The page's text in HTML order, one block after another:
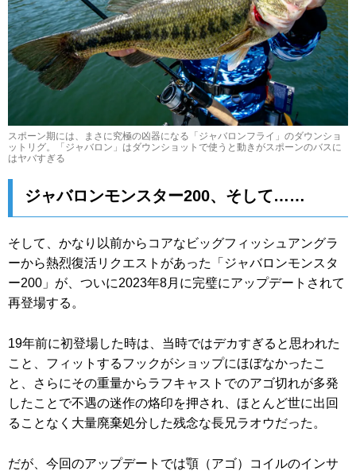
スポーン期には、まさに究極の凶器になる「ジャバロンフライ」のダウンショ
ットリグ。「ジャバロン」はダウンショットで使うと動きがスポーンのバスに
はヤバすぎる
ジャバロンモンスター200、そして……
そして、かなり以前からコアなビッグフィッシュアングラ
ーから熱烈復活リクエストがあった「ジャバロンモンスタ
ー200」が、ついに2023年8月に完璧にアップデートされて
再登場する。
19年前に初登場した時は、当時ではデカすぎると思われた
こと、フィットするフックがショップにほぼなかったこ
と、さらにその重量からラフキャストでのアゴ切れが多発
したことで不遇の迷作の烙印を押され、ほとんど世に出回
ることなく大量廃棄処分した残念な長兄ラオウだった。
だが、今回のアップデートでは顎（アゴ）コイルのインサ